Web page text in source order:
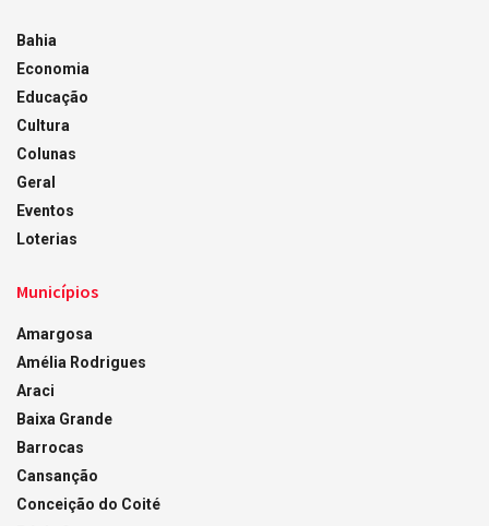
Bahia
Economia
Educação
Cultura
Colunas
Geral
Eventos
Loterias
Municípios
Amargosa
Amélia Rodrigues
Araci
Baixa Grande
Barrocas
Cansanção
Conceição do Coité